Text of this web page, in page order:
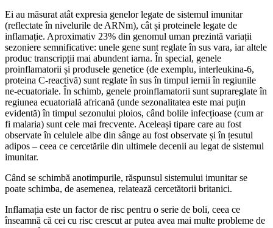
Ei au măsurat atât expresia genelor legate de sistemul imunitar
(reflectate în nivelurile de ARNm), cât și proteinele legate de
inflamație. Aproximativ 23% din genomul uman prezintă variații
sezoniere semnificative: unele gene sunt reglate în sus vara, iar altele
produc transcripții mai abundent iarna. În special, genele
proinflamatorii și produsele genetice (de exemplu, interleukina-6,
proteina C-reactivă) sunt reglate în sus în timpul iernii în regiunile
ne-ecuatoriale. În schimb, genele proinflamatorii sunt suprareglate în
regiunea ecuatorială africană (unde sezonalitatea este mai puțin
evidentă) în timpul sezonului ploios, când bolile infecțioase (cum ar
fi malaria) sunt cele mai frecvente. Aceleași tipare care au fost
observate în celulele albe din sânge au fost observate și în țesutul
adipos – ceea ce cercetările din ultimele decenii au legat de sistemul
imunitar.
Când se schimbă anotimpurile, răspunsul sistemului imunitar se
poate schimba, de asemenea, relatează cercetătorii britanici.
Inflamația este un factor de risc pentru o serie de boli, ceea ce
înseamnă că cei cu risc crescut ar putea avea mai multe probleme de